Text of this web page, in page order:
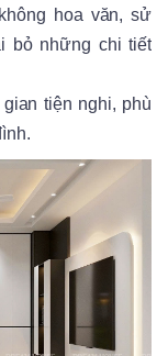
hoa văn, sử
bỏ những chi tiết
tiện nghi, phù